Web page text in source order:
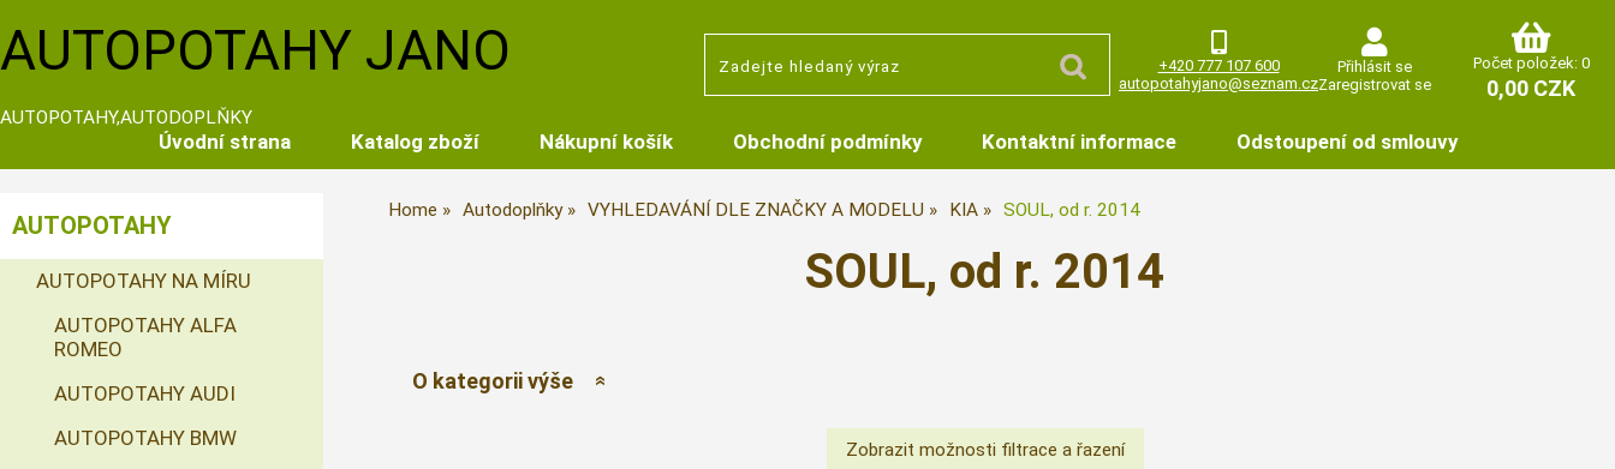
+420 777 107 600
autopotahyjano@seznam.cz
Přihlásit se
Zaregistrovat se
Počet položek: 0
0,00 CZK
AUTOPOTAHY JANO
AUTOPOTAHY,AUTODOPLŇKY
Úvodní strana Katalog zboží Nákupní košík Obchodní podmínky Kontaktní informace Odstoupení od smlouvy
Home Autodoplňky VYHLEDAVÁNÍ DLE ZNAČKY A MODELU KIA SOUL, od r. 2014
SOUL, od r. 2014
O kategorii výše
AUTOPOTAHY
AUTOPOTAHY NA MÍRU
AUTOPOTAHY ALFA
ROMEO
AUTOPOTAHY AUDI
AUTOPOTAHY BMW